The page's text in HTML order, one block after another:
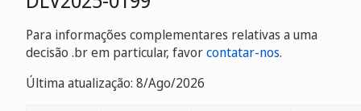
Para informações complementares relativas a uma
decisão .br em particular, favorcontatar-nos.
Última atualização: 8/Ago/2026